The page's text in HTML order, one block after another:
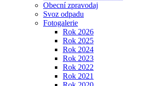
Obecní zpravodaj
Svoz odpadu
Fotogalerie
Rok 2026
Rok 2025
Rok 2024
Rok 2023
Rok 2022
Rok 2021